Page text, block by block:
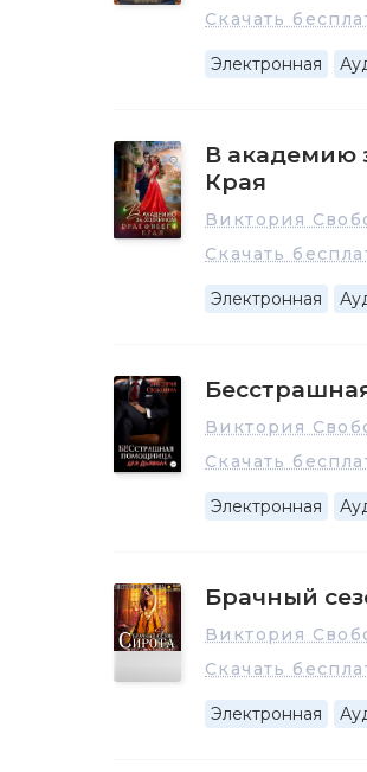
Скачать
Электронная
В академию
Края
Виктория
Скачать
Электронная
Виктория
Скачать
Электронная
Брачный
Виктория
Скачать
Электронная